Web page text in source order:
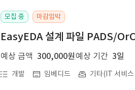
모집 중 마감임박
EasyEDA 설계 파일 PADS/
예상 금액 300,000원 예상 기간 3일
개발 임베디드 기타(IT 서비